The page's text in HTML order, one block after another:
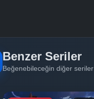
Benzer Seriler
Beğenebileceğin diğer seriler